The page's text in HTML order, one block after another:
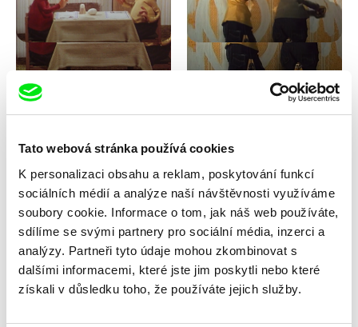
Tato webová stránka používá cookies
K personalizaci obsahu a reklam, poskytování funkcí
sociálních médií a analýze naší návštěvnosti využíváme
soubory cookie. Informace o tom, jak náš web používáte,
sdílíme se svými partnery pro sociální média, inzerci a
analýzy. Partneři tyto údaje mohou zkombinovat s
dalšími informacemi, které jste jim poskytli nebo které
získali v důsledku toho, že používáte jejich služby.
Lubomír Beneš
Pat a Mat: Kuťáci
Pat a Mat: Malování
Lubomír Beneš
Lubomír Beneš